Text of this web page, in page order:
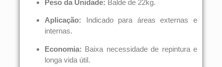
Peso da Unidade: Balde de 22kg.
Aplicação: Indicado para áreas externas e
internas.
Economia: Baixa necessidade de repintura e
longa vida útil.